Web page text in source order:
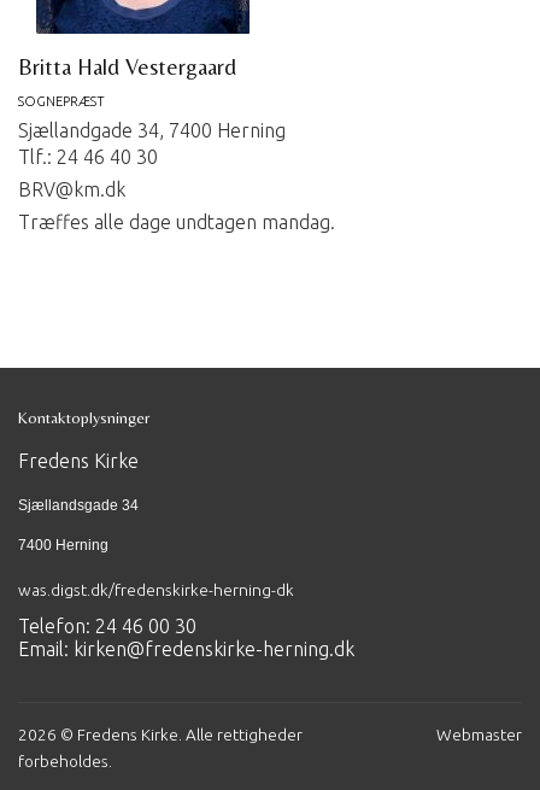
Britta Hald Vestergaard
SOGNEPRÆST
Sjællandgade 34, 7400 Herning
Tlf.: 24 46 40 30
BRV@km.dk
Træffes alle dage undtagen mandag.
Kontaktoplysninger
Fredens Kirke
Sjællandsgade 34
7400 Herning
was.digst.dk/fredenskirke-herning-dk
Telefon: 24 46 00 30
Email: kirken@fredenskirke-herning.dk
2026 © Fredens Kirke. Alle rettigheder
forbeholdes.
Webmaster